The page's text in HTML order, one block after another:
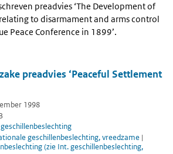
preadvies ‘The Development of
to disarmament and arms control
Peace Conference in 1899’.
preadvies ‘Peaceful Settlement
1998
geschillenbeslechting, vreedzame |
(zie Int. geschillenbeslechting,